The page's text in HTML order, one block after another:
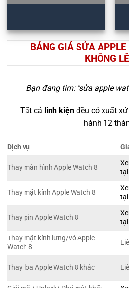
BẢNG GIÁ SỬA
KHÔNG
Bạn đang tìm: "sửa apple
Tất cả linh kiện đều có xuất
hành 12
Dịch vụ
Thay màn hình Apple Watch 8
tại
Thay mặt kính Apple Watch 8
tại
Thay pin Apple Watch 8
tại
Thay mặt kính lưng/vỏ Apple
Watch 8
Thay loa Apple Watch 8 khác